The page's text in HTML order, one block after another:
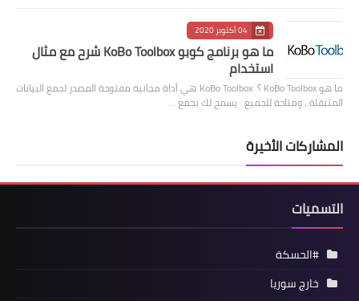
04 أكتوبر 2020
ما هو برنامج كوبو KoBo Toolbox شرح مع مثال
استخدام
ما هو KoBo Toolbox ؟ KoBo Toolbox هي أداة مجانية مفتوحة المصدر لجمع البيانات
المتنقلة ، ومتاحة للجميع. يسمح لك بجمع …
المشاركات الأخيرة
التسميات
#الحسكة
خارج سوريا